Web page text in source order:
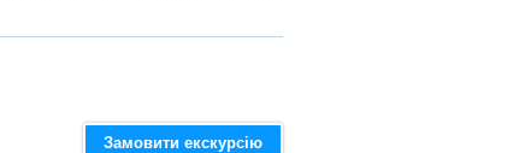
Замовити екскурсію